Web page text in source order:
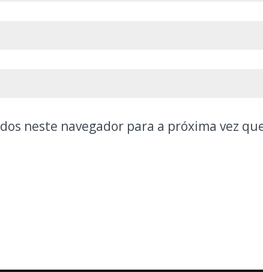
neste navegador para a próxima vez